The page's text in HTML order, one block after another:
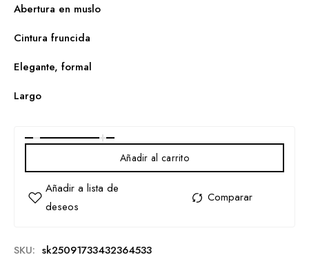
Abertura en muslo
Cintura fruncida
Elegante, formal
Largo
Añadir al carrito
SKU: sk25091733432364533